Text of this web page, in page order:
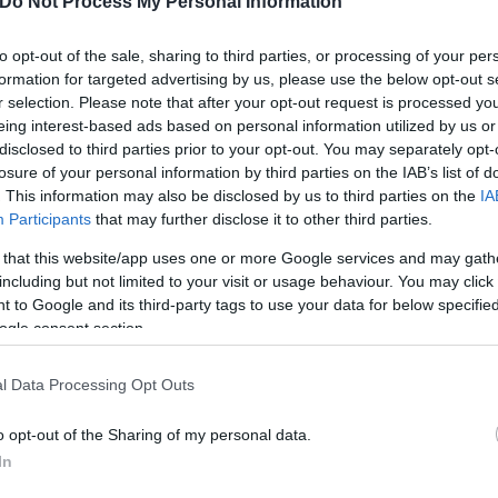
opt-out of the sale, sharing to third parties, or processing of your
for targeted advertising by us, please use the below opt-out
selection. Please note that after your opt-out request is processed
interest-based ads based on personal information utilized by us
to third parties prior to your opt-out. You may separately
of your personal information by third parties on the IAB’s list of
This information may also be disclosed by us to third parties on the
Participants that may further disclose it to other third parties.
that this website/app uses one or more Google services and may
but not limited to your visit or usage behaviour. You may
to Google and its third-party tags to use your data for below
consent section.
Data Processing Opt Outs
opt-out of the Sharing of my personal data.
– 302) του φαρμάκου ανακοινώθηκαν
την ογκολογική κοινότητα. Το
με μεταστατικό αδενοκαρκίνωμα παγκρέατος
περίπου 500 ασθενείς, οι οποίοι
επιλογής του ερευνητή.
μήνες) προσφέροντας ένα πρωτοφανές
καρκίνο παγκρέατος.